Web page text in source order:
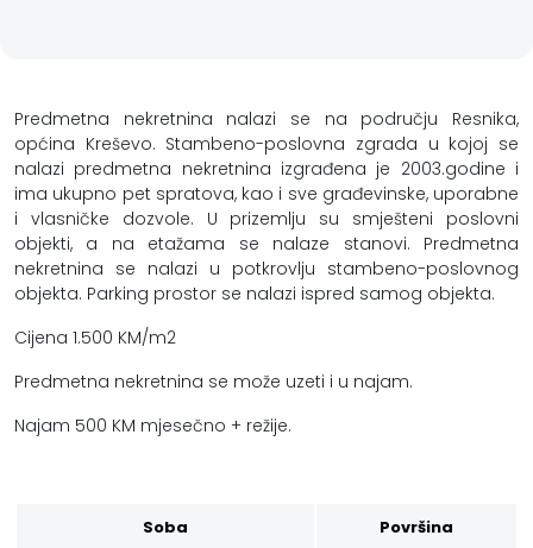
i
p
G
r
a
đ
e
Predmetna nekretnina nalazi se na području Resnika,
općina Kreševo. Stambeno-poslovna zgrada u kojoj se
nalazi predmetna nekretnina izgrađena je 2003.godine i
ima ukupno pet spratova, kao i sve građevinske, uporabne
i vlasničke dozvole. U prizemlju su smješteni poslovni
objekti, a na etažama se nalaze stanovi. Predmetna
nekretnina se nalazi u potkrovlju stambeno-poslovnog
objekta. Parking prostor se nalazi ispred samog objekta.
Cijena 1.500 KM/m2
Predmetna nekretnina se može uzeti i u najam.
Najam 500 KM mjesečno + režije.
Soba Površina